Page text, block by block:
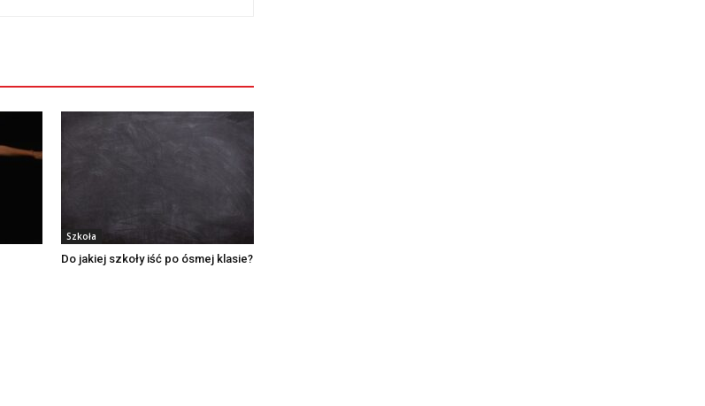
Szkoła
Do jakiej szkoły iść po ósmej klasie?